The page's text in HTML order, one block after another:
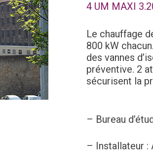
4 UM MAXI
Le chauffage
800 kW
des vannes
préventive. 2
sécurisent la
– Bureau
– Installateur :